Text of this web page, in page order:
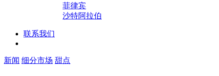
菲律宾
沙特阿拉伯
联系我们
新闻 细分市场 甜点